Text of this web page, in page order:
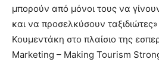
μπορούν από μόνοι τους να
και να προσελκύσουν
Κουμεντάκη στο πλαίσιο της
Marketing – Making Tourism